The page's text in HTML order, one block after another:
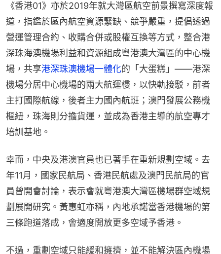
《香港01》亦於2019年就大灣區航空前景撰寫深度報
道，指鑑於區內航空資源緊缺、競爭嚴重，提倡透過
營運管理合約、收購合併或股權互換等方式，整合港
深珠海澳機場利益和資源組成粵港澳大灣區的中心機
場，共享港深珠澳機場一體化的「大蛋糕」——港深
機場分居中心機場的兩大航運樓，以快軌接駁，前者
主打國際航線，後者主力國內航班；澳門發展公務機
樞紐，珠海則分擔貨運，並成為香港主導的航空專才
培訓基地。
幸而，中央及港澳官員也已著手在重新規劃空域。去
年11月，國家民航局、香港民航處及澳門民航局的官
員曾開會討論，表示會就粵港澳大灣區機場群空域規
劃展開研究。黃惠虹亦稱，內地承諾當香港機場的第
三條跑道落成，會適度開放更多空域予香港。
不過，重劃空域只能緩和擁擠，並不能解決區內機場